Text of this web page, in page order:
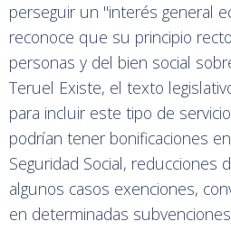
perseguir un "interés general
reconoce que su principio
personas y del bien social
Teruel Existe, el texto
para incluir este tipo de
podrían tener bonificaciones
Seguridad Social, reducciones
algunos casos exenciones,
en determinadas